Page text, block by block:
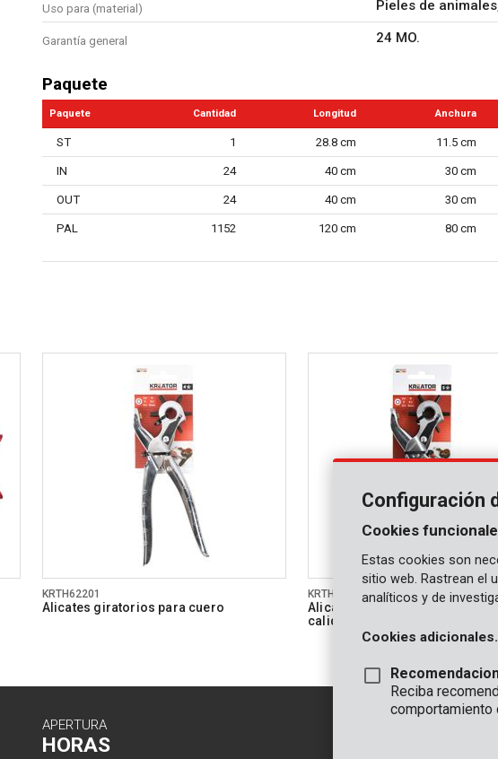
Uso para (material) Pieles de
Garantía general 24 MO.
Paquete
Paquete Cantidad Longitud Anchura
ST 1 28.8 cm 11.5 cm
IN 24 40 cm 30 cm
OUT 24 40 cm 30 cm
PAL 1152 120 cm 80 cm
KRTH62201
Alicates giratorios para cuero
KRTH62301
Alicates giratorios para cuero
calidad
APERTURA
HORAS
Configuración
Cookies
Estas cookies son
sitio web. Rastrean el
analíticos y de
Cookies adicionales.
Reciba
comportamiento